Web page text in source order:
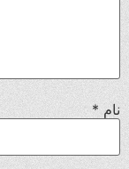
نام *